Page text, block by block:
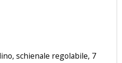
schienale regolabile, 7